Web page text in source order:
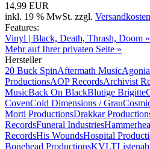
14,99 EUR
inkl. 19 % MwSt. zzgl. Versandkosten
Features:
Vinyl | Black, Death, Thrash, Doom »
Mehr auf Ihrer privaten Seite »
Hersteller
20 Buck SpinAftermath Music
ProductionsAOP RecordsArchivist
MusicBack On BlackBlutige Brigitte
CovenCold Dimensions / Grau
Morti ProductionsDrakkar
RecordsFuneral Industries
RecordsHis WoundsHospital
Bonehead ProductionsKVLT